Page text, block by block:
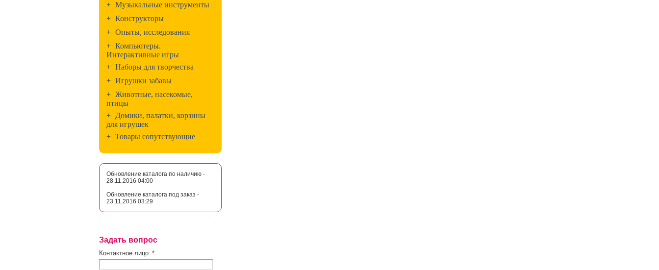
+ Музыкальные инструменты
+ Конструкторы
+ Опыты, исследования
+ Компьютеры.
Интерактивные игры
+ Наборы для творчества
+ Игрушки забавы
+ Животные, насекомые,
птицы
+ Домики, палатки, корзины
для игрушек
+ Товары сопутствующие
Обновление каталога по наличию -
28.11.2016 04:00
Обновление каталога под заказ -
23.11.2016 03:29
Задать вопрос
Контактное лицо: *